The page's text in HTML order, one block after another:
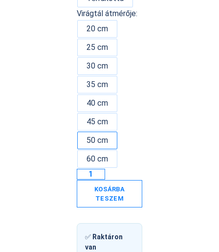
Virágtál átmérője:
20 cm
25 cm
30 cm
35 cm
40 cm
45 cm
50 cm
60 cm
KOSÁRBA
TESZEM
✅ Raktáron
van